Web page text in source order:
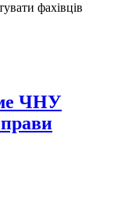
фахівців
ЧНУ